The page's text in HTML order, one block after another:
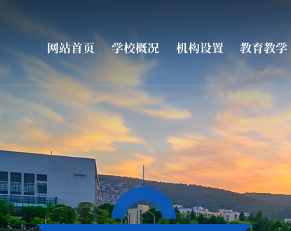
网站首页 学校概况 机构设置 教育教学